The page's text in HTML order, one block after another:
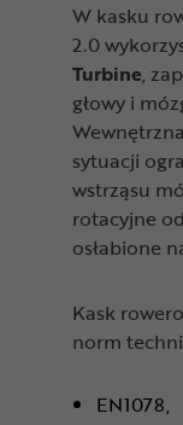
W kasku
2.0
Turbine,
głowy i
sytuacji
wstrząsu
rotacyjne
osłabione
Kask
norm
EN1078,